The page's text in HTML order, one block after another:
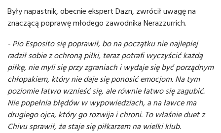
Były napastnik, obecnie ekspert Dazn, zwrócił uwagę na
znaczącą poprawę młodego zawodnika Nerazzurrich.
- Pio Esposito się poprawił, bo na początku nie najlepiej
radził sobie z ochroną piłki, teraz potrafi wyczyścić każdą
piłkę, nie myli się przy zgraniach i wydaje się być porządnym
chłopakiem, który nie daje się ponosić emocjom. Na tym
poziomie łatwo wznieść się, ale równie łatwo się zagubić.
Nie popełnia błędów w wypowiedziach, a na ławce ma
drugiego ojca, który go rozwija i chroni. To właśnie duet z
Chivu sprawił, że staje się piłkarzem na wielki klub.